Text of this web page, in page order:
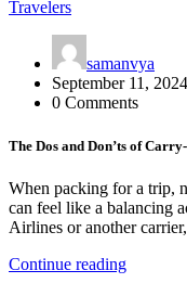
samanvya
September 11, 2024
0 Comments
The Dos and Don’ts of
When packing for a trip,
can feel like a balancing
Airlines or another
Continue reading